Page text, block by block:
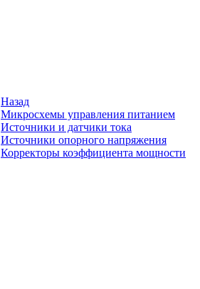
Назад
Микросхемы управления питанием
Источники и датчики тока
Источники опорного напряжения
Корректоры коэффициента мощности